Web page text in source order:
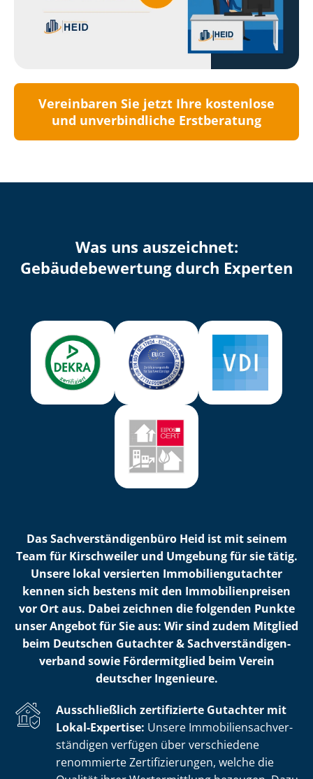
Vereinbaren Sie jetzt Ihre kostenlose
und unverbindliche Erstberatung
Was uns auszeichnet:
Ge­bäu­de­be­wer­tung durch Experten
Das Sach­ver­stän­di­gen­bü­ro Heid ist mit seinem
Team für Kirschweiler und Umgebung für sie tätig.
Unsere lokal versierten Im­mo­bi­li­en­gut­ach­ter
kennen sich bestens mit den Im­mo­bi­li­en­prei­sen
vor Ort aus. Dabei zeichnen die folgenden Punkte
unser Angebot für Sie aus: Wir sind zudem Mitglied
beim Deutschen Gutachter & Sach­ver­stän­di­gen­
ver­band sowie Fördermitglied beim Verein
deutscher Ingenieure.
Ausschließlich zertifizierte Gutachter mit
Lokal-Expertise: Unsere Im­mo­bi­li­en­sach­ver­
stän­di­gen verfügen über verschiedene
renommierte Zer­ti­fi­zie­run­gen, welche die